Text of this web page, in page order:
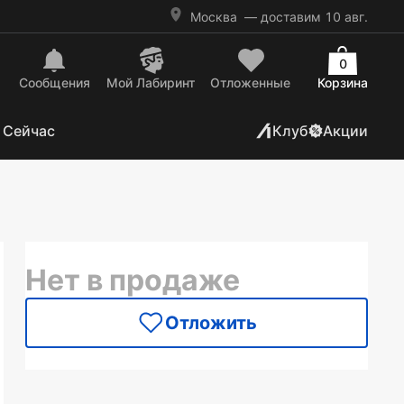
Москва — доставим 10 авг.
Сообщения Mой Лабиринт Отложенные Корзина
0
Клуб Акции
Нет в продаже
Отложить